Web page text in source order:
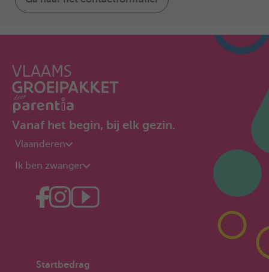
Vanaf het begin, bij elk gezin.
Vlaanderen
Ik ben zwanger
Startbedrag